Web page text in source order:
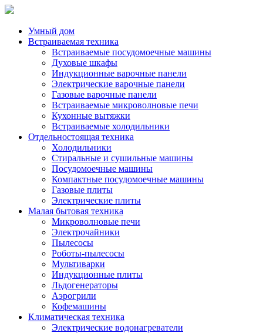
Умный дом
Встраиваемая техника
Встраиваемые посудомоечные машины
Духовые шкафы
Индукционные варочные панели
Электрические варочные панели
Газовые варочные панели
Встраиваемые микроволновые печи
Кухонные вытяжки
Встраиваемые холодильники
Отдельностоящая техника
Холодильники
Стиральные и сушильные машины
Посудомоечные машины
Компактные посудомоечные машины
Газовые плиты
Электрические плиты
Малая бытовая техника
Микроволновые печи
Электрочайники
Пылесосы
Роботы-пылесосы
Мультиварки
Индукционные плиты
Льдогенераторы
Аэрогрили
Кофемашины
Климатическая техника
Электрические водонагреватели